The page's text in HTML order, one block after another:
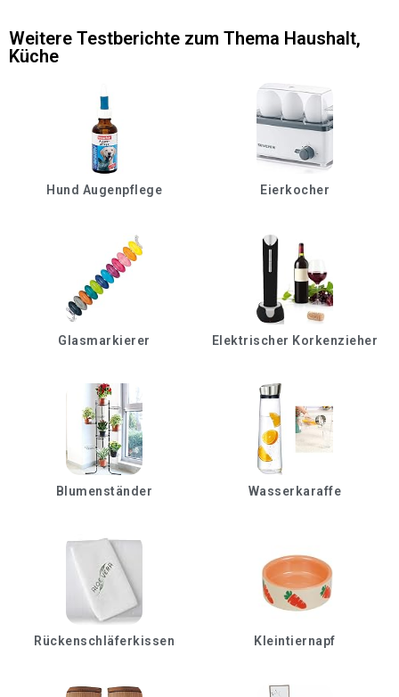
Weitere Testberichte zum Thema Haushalt,
Küche
Hund Augenpflege Eierkocher
Glasmarkierer Elektrischer Korkenzieher
Blumenständer Wasserkaraffe
Rückenschläferkissen Kleintiernapf